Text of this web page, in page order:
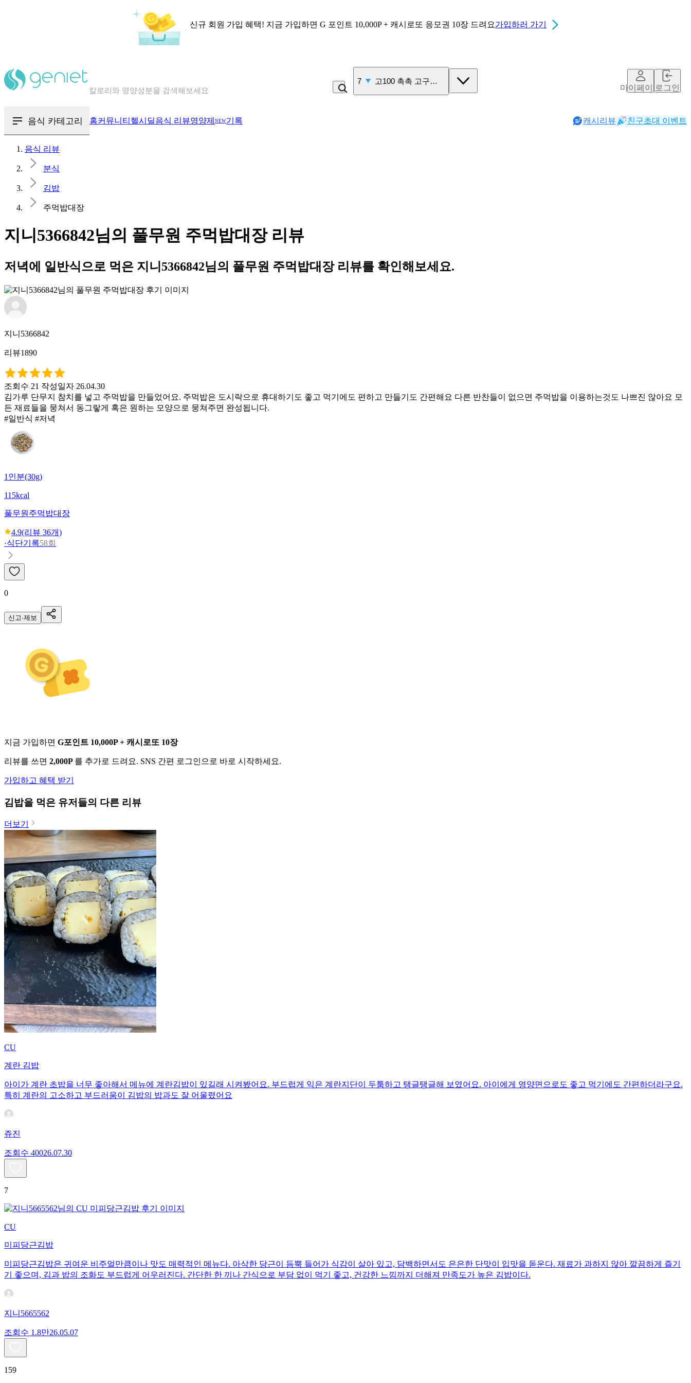
신규 회원 가입 혜택! 지금 가입하면 G 포인트 10,000P + 캐시로또 응모권 10장 드려요가입하러 가기
혈당 · 다이어트 음식 검색해보세요
7 고100 촉촉 고구마 스틱
마이페이지로그인
음식 카테고리 홈커뮤니티 헬시딜음식 리뷰영양제 NEW기록 캐시리뷰 친구초대 이벤트
음식 리뷰
분식
김밥
주먹밥대장
지니5366842님의 풀무원 주먹밥대장 리뷰
저녁에 일반식으로 먹은 지니5366842님의 풀무원 주먹밥대장 리뷰를 확인해보세요.
지니5366842
리뷰1890
조회수 21 작성일자 26.04.30
김가루 단무지 참치를 넣고 주먹밥을 만들었어요. 주먹밥은 도시락으로 휴대하기도 좋고 먹기에도 편하고 만들기도 간편해요 다른 반찬들이 없으면 주먹밥을 이용하는것도 나쁘진 않아요 모
든 재료들을 뭉쳐서 동그랗게 혹은 원하는 모양으로 뭉쳐주면 완성됩니다.
#일반식 #저녁
1인분(30g)
115kcal
풀무원 주먹밥대장
4.9(리뷰 36개)
·식단기록58회
0
신고·제보
지금 가입하면 G포인트 10,000P + 캐시로또 10장
리뷰를 쓰면 2,000P 를 추가로 드려요. SNS 간편 로그인으로 바로 시작하세요.
가입하고 혜택 받기
김밥을 먹은 유저들의 다른 리뷰
더보기
CU
계란 김밥
아이가 계란 초밥을 너무 좋아해서 메뉴에 계란김밥이 있길래 시켜봤어요. 부드럽게 익은 계란지단이 두툼하고 탱글탱글해 보였어요. 아이에게 영양면으로도 좋고 먹기에도 간편하더라구요.
특히 계란의 고소하고 부드러움이 김밥의 밥과도 잘 어울렸어요
쥬진
조회수 40026.07.30
7
CU
미피당근김밥
미피당근김밥은 귀여운 비주얼만큼이나 맛도 매력적인 메뉴다. 아삭한 당근이 듬뿍 들어가 식감이 살아 있고, 담백하면서도 은은한 단맛이 입맛을 돋운다. 재료가 과하지 않아 깔끔하게 즐기
기 좋으며, 김과 밥의 조화도 부드럽게 어우러진다. 간단한 한 끼나 간식으로 부담 없이 먹기 좋고, 건강한 느낌까지 더해져 만족도가 높은 김밥이다.
지니5665562
조회수 1.8만26.05.07
159